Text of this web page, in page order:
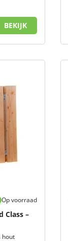
BEKIJK
Op voorraad
Class –
hout